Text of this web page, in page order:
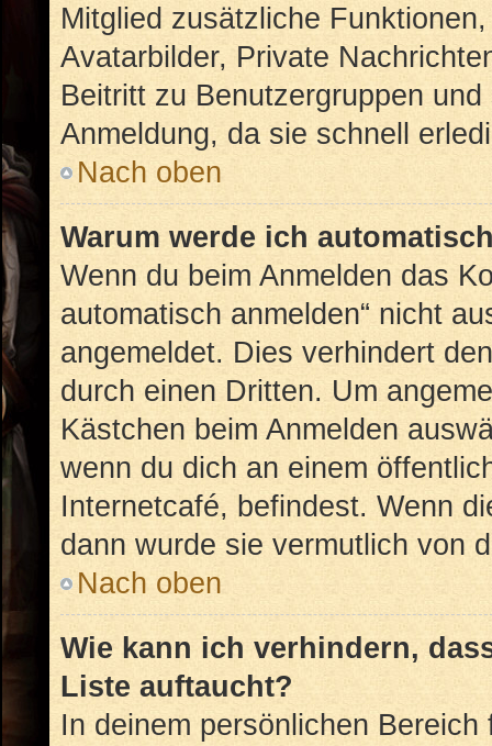
Mitglied zusätzliche
Avatarbilder, Private
Beitritt zu Benutzergruppen
Anmeldung, da sie schnell
Nach oben
Warum werde ich
Wenn du beim Anmelden das
automatisch anmelden“ nicht
angemeldet. Dies verhindert
durch einen Dritten. Um
Kästchen beim Anmelden
wenn du dich an einem
Internetcafé, befindest. Wenn
dann wurde sie vermutlich von
Nach oben
Wie kann ich verhindern,
Liste auftaucht?
In deinem persönlichen